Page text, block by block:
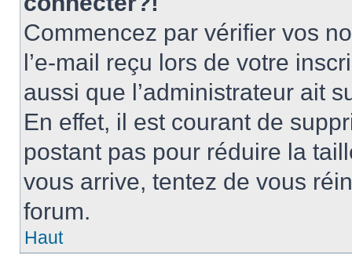
Commencez par vérifier vos
l’e-mail reçu lors de votre
aussi que l’administrateur ait
En effet, il est courant de
postant pas pour réduire la
vous arrive, tentez de vous
forum.
Haut